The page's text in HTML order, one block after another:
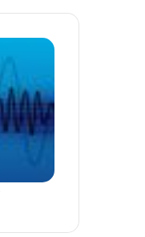
آگهی
محصولات
سافتلن